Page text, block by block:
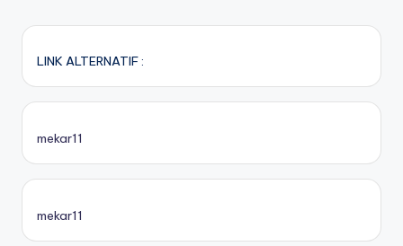
pagination
LINK ALTERNATIF :
mekar11
mekar11